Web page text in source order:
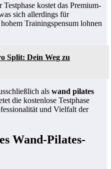
Testphase kostet das Premium-
sich allerdings für
Trainingspensum lohnen
Split: Dein Weg zu
als wand pilates
die kostenlose Testphase
und Vielfalt der
Wand-Pilates-